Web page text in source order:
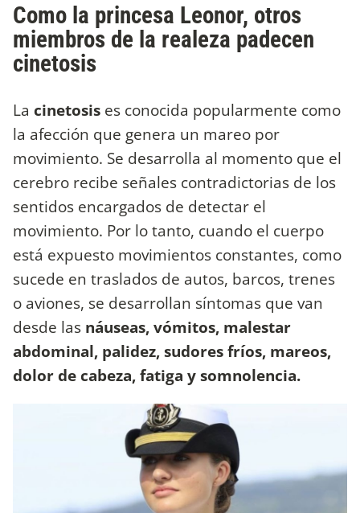
Como la princesa Leonor, otros
miembros de la realeza padecen
cinetosis
La cinetosis es conocida popularmente como
la afección que genera un mareo por
movimiento. Se desarrolla al momento que el
cerebro recibe señales contradictorias de los
sentidos encargados de detectar el
movimiento. Por lo tanto, cuando el cuerpo
está expuesto movimientos constantes, como
sucede en traslados de autos, barcos, trenes
o aviones, se desarrollan síntomas que van
desde las náuseas, vómitos, malestar
abdominal, palidez, sudores fríos, mareos,
dolor de cabeza, fatiga y somnolencia.